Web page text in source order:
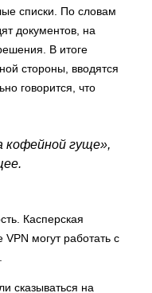
списки. По словам
документов, на
В итоге
стороны, вводятся
говорится, что
кофейной гуще»,
Касперская
могут работать с
сказываться на